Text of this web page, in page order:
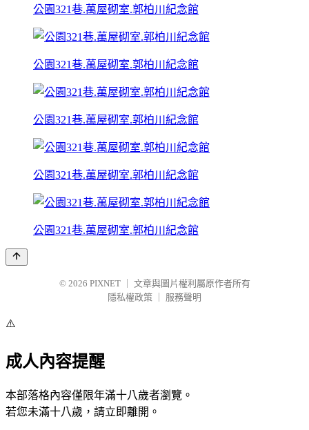
公園321巷.萬屋砌室.郭柏川紀念館
公園321巷.萬屋砌室.郭柏川紀念館
公園321巷.萬屋砌室.郭柏川紀念館
公園321巷.萬屋砌室.郭柏川紀念館
公園321巷.萬屋砌室.郭柏川紀念館
© 2026 PIXNET
文章與圖片權利屬原作者所有
隱私權政策
服務聲明
⚠️
成人內容提醒
本部落格內容僅限年滿十八歲者瀏覽。
若您未滿十八歲，請立即離開。